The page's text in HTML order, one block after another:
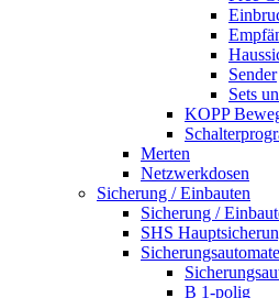
Sender
Sets
KOPP
Merten
Netzwerkdosen
Sicherung / Einbauten
Sicherung /
SHS
B 1-polig